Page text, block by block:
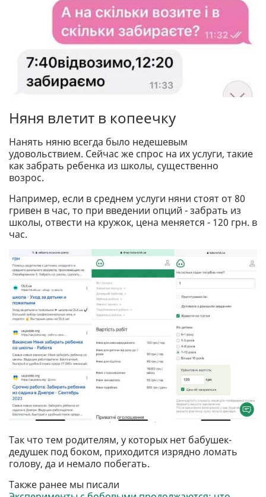
Няня влетит в копеечку
Нанять няню всегда было недешевым
удовольствием. Сейчас же спрос на их услуги, такие
как забрать ребенка из школы, существенно
возрос.
Например, если в среднем услуги няни стоят от 80
гривен в час, то при введении опций - забрать из
школы, отвести на кружок, цена меняется - 120 грн. в
час.
Так что тем родителям, у которых нет бабушек-
дедушек под боком, приходится изрядно ломать
голову, да и немало побегать.
Также ранее мы писали